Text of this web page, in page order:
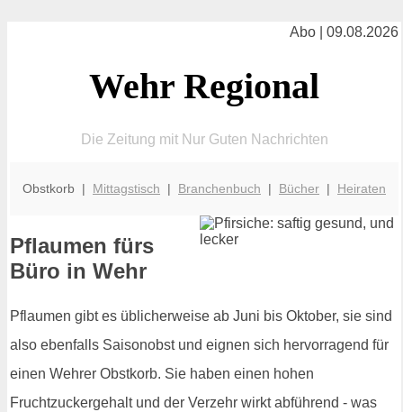
Abo | 09.08.2026
Wehr Regional
Die Zeitung mit Nur Guten Nachrichten
Obstkorb | Mittagstisch | Branchenbuch | Bücher | Heiraten
Pflaumen fürs
Büro in Wehr
Pflaumen gibt es üblicherweise ab Juni bis Oktober, sie sind
also ebenfalls Saisonobst und eignen sich hervorragend für
einen Wehrer Obstkorb. Sie haben einen hohen
Fruchtzuckergehalt und der Verzehr wirkt abführend - was